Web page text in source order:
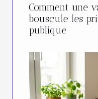
Comment une
bouscule les
publique